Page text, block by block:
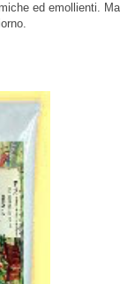
ed emollienti.